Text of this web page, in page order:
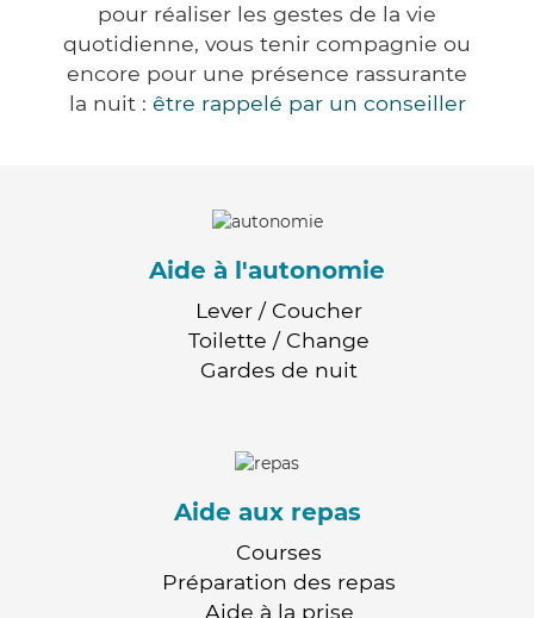
pour réaliser les gestes de la vie
quotidienne, vous tenir compagnie ou
encore pour une présence rassurante
la nuit : être rappelé par un conseiller
Aide à l'autonomie
Lever / Coucher
Toilette / Change
Gardes de nuit
Aide aux repas
Courses
Préparation des repas
Aide à la prise